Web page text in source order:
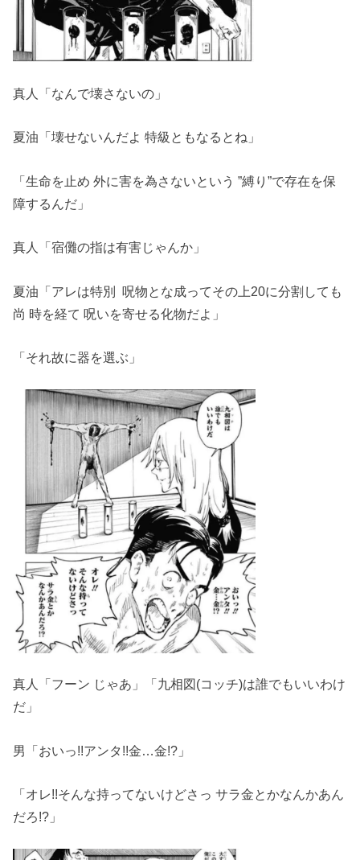
真人「なんで壊さないの」
夏油「壊せないんだよ 特級ともなるとね」
「生命を止め 外に害を為さないという ”縛り”で存在を保
障するんだ」
真人「宿儺の指は有害じゃんか」
夏油「アレは特別 呪物とな成ってその上20に分割しても
尚 時を経て 呪いを寄せる化物だよ」
「それ故に器を選ぶ」
真人「フーン じゃあ」「九相図(コッチ)は誰でもいいわけ
だ」
男「おいっ!!アンタ!!金…金!?」
「オレ!!そんな持ってないけどさっ サラ金とかなんかあん
だろ!?」